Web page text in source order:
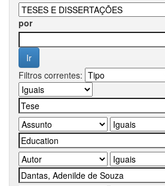
por
Filtros correntes: